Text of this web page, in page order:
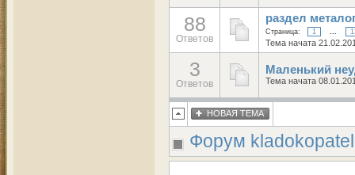
88
Ответов
раздел
Страница: 1
Тема начата
3
Ответов
Маленький
Тема начата
НОВАЯ ТЕМА
Форум